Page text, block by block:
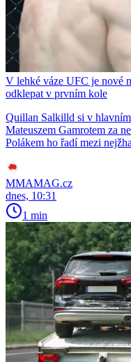
V lehké váze UFC je nové
odklepat v prvním kole
Quillan Salkilld si v
Mateuszem Gamrotem za
Polákem ho řadí mezi
MMAMAG.cz
dnes, 10:31
1 min